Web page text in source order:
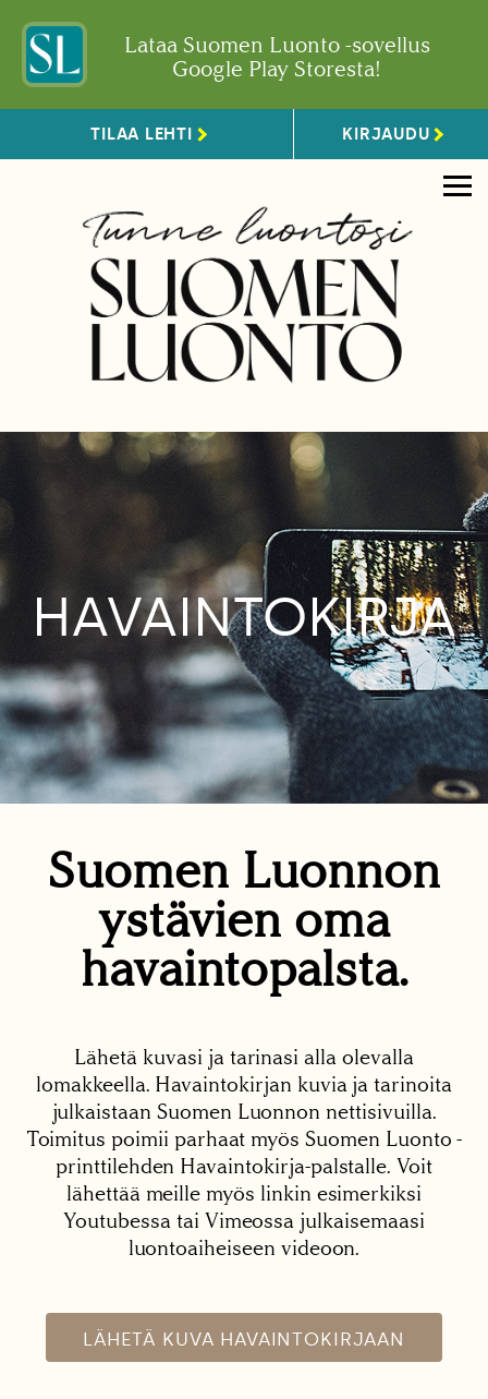
Lataa Suomen Luonto -sovellus
Google Play Storesta!
TILAA LEHTI KIRJAUDU
HAVAINTOKIRJA
Suomen Luonnon
ystävien oma
havaintopalsta.
Lähetä kuvasi ja tarinasi alla olevalla
lomakkeella. Havaintokirjan kuvia ja tarinoita
julkaistaan Suomen Luonnon nettisivuilla.
Toimitus poimii parhaat myös Suomen Luonto -
printtilehden Havaintokirja-palstalle. Voit
lähettää meille myös linkin esimerkiksi
Youtubessa tai Vimeossa julkaisemaasi
luontoaiheiseen videoon.
LÄHETÄ KUVA HAVAINTOKIRJAAN